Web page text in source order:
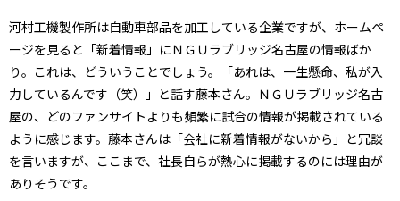
河村工機製作所は自動車部品を加工している企業ですが、ホームペ
ージを見ると「新着情報」にＮＧＵラブリッジ名古屋の情報ばか
り。これは、どういうことでしょう。「あれは、一生懸命、私が入
力しているんです（笑）」と話す藤本さん。ＮＧＵラブリッジ名古
屋の、どのファンサイトよりも頻繁に試合の情報が掲載されている
ように感じます。藤本さんは「会社に新着情報がないから」と冗談
を言いますが、ここまで、社長自らが熱心に掲載するのには理由が
ありそうです。